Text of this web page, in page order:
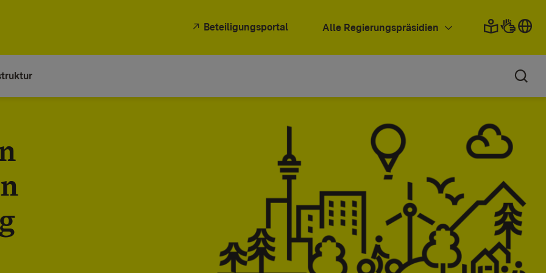
Beteiligungsportal Alle Regierungspräsidien